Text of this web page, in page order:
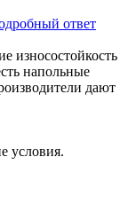
ответ
износостойкость
напольные
дают
условия.